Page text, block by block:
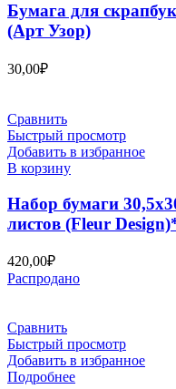
Бумага для
(Арт Узор)
30,00₽
Сравнить
Быстрый просмотр
Добавить в избранное
В корзину
Набор бумаги
листов (Fleur
420,00₽
Распродано
Сравнить
Быстрый просмотр
Добавить в избранное
Подробнее